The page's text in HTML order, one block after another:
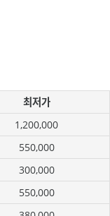
최저가
1,200,000
550,000
300,000
550,000